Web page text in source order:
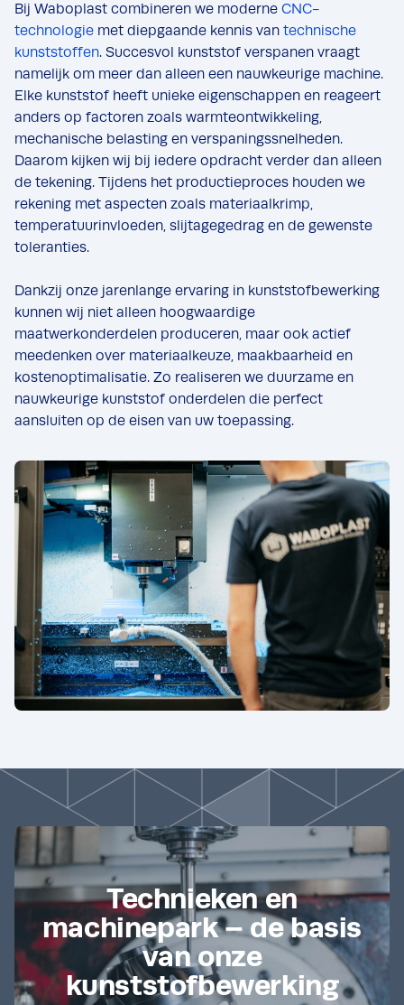
Bij Waboplast combineren we moderne CNC-
technologie met diepgaande kennis van technische
kunststoffen. Succesvol kunststof verspanen vraagt
namelijk om meer dan alleen een nauwkeurige machine.
Elke kunststof heeft unieke eigenschappen en reageert
anders op factoren zoals warmteontwikkeling,
mechanische belasting en verspaningssnelheden.
Daarom kijken wij bij iedere opdracht verder dan alleen
de tekening. Tijdens het productieproces houden we
rekening met aspecten zoals materiaalkrimp,
temperatuurinvloeden, slijtagegedrag en de gewenste
toleranties.
Dankzij onze jarenlange ervaring in kunststofbewerking
kunnen wij niet alleen hoogwaardige
maatwerkonderdelen produceren, maar ook actief
meedenken over materiaalkeuze, maakbaarheid en
kostenoptimalisatie. Zo realiseren we duurzame en
nauwkeurige kunststof onderdelen die perfect
aansluiten op de eisen van uw toepassing.
Technieken en
machinepark – de basis
van onze
kunststofbewerking